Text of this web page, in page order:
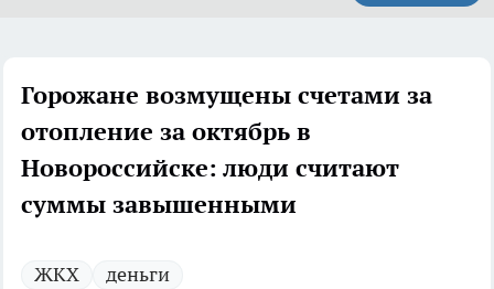
Горожане возмущены счетами за
отопление за октябрь в
Новороссийске: люди считают
суммы завышенными
ЖКХ деньги